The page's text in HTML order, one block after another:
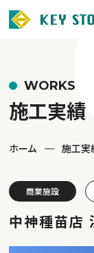
WORKS
施工実績
ホーム 施工実
商業施設
中神種苗店